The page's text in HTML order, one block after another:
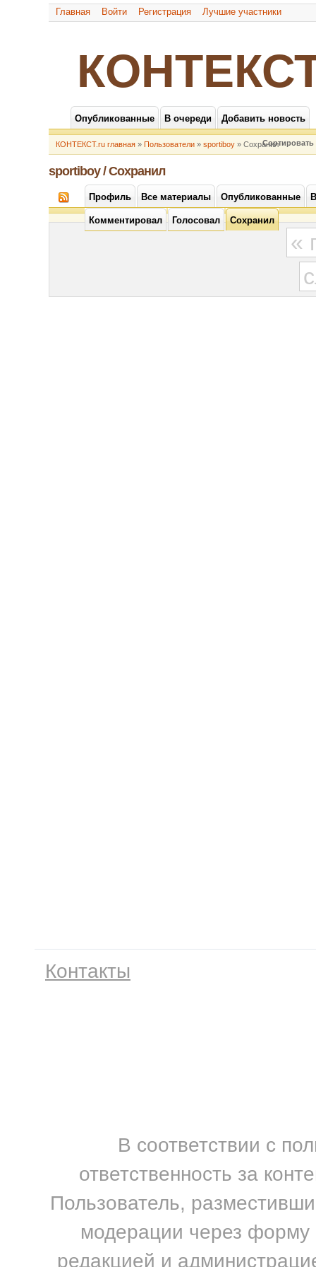
Главная Войти Регистрация Лучшие участники
Опубликованные В очереди Добавить новость
КОНТЕКСТ.ru главная » Пользователи » sportiboy » Сохранил
sportiboy / Сохранил
Профиль Все материалы Опубликованные
Комментировал Голосовал Сохранил
«
Контакты
В соответствии с
ответственность за
Пользователь,
модерации через форму
редакцией и